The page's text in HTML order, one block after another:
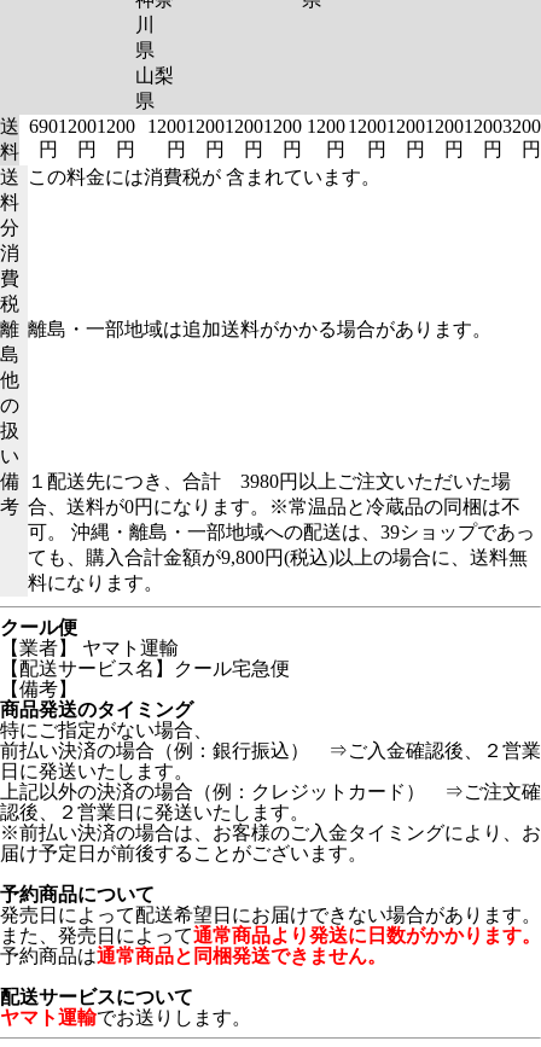
川
県
山梨
県
送
料
690
円
1200
円
1200
円
1200
円
1200
円
1200
円
1200
円
1200
円
1200
円
1200
円
1200
円
1200
円
3200
円
送
料
分
消
費
税
この料金には消費税が 含まれています。
離
島
他
の
扱
い
離島・一部地域は追加送料がかかる場合があります。
備
考
１配送先につき、合計 3980円以上ご注文いただいた場
合、送料が0円になります。※常温品と冷蔵品の同梱は不
可。 沖縄・離島・一部地域への配送は、39ショップであっ
ても、購入合計金額が9,800円(税込)以上の場合に、送料無
料になります。
クール便
【業者】 ヤマト運輸
【配送サービス名】クール宅急便
【備考】
商品発送のタイミング
特にご指定がない場合、
前払い決済の場合（例：銀行振込） ⇒ご入金確認後、２営業
日に発送いたします。
上記以外の決済の場合（例：クレジットカード） ⇒ご注文確
認後、２営業日に発送いたします。
※前払い決済の場合は、お客様のご入金タイミングにより、お
届け予定日が前後することがございます。
予約商品について
発売日によって配送希望日にお届けできない場合があります。
また、発売日によって通常商品より発送に日数がかかります。
予約商品は通常商品と同梱発送できません。
配送サービスについて
ヤマト運輸でお送りします。